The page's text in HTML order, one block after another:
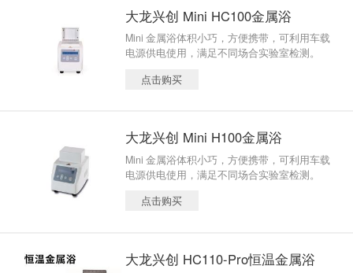
大龙兴创 Mini HC100金属浴
Mini 金属浴体积小巧，方便携带，可利用车载
电源供电使用，满足不同场合实验室检测。
点击购买
大龙兴创 Mini H100金属浴
Mini 金属浴体积小巧，方便携带，可利用车载
电源供电使用，满足不同场合实验室检测。
点击购买
大龙兴创 HC110-Pro恒温金属浴